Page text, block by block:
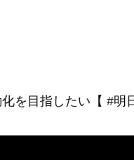
を目指したい【 #明